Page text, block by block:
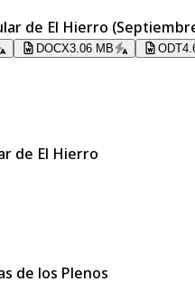
de El Hierro
DOCX3.06 MB ODT
de El Hierro
de los Plenos